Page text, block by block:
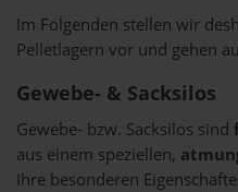
Im Folgenden stellen wir
Pelletlagern vor und gehen
Gewebe- & Sacksilos
Gewebe- bzw. Sacksilos sind
aus einem speziellen,
Ihre besonderen